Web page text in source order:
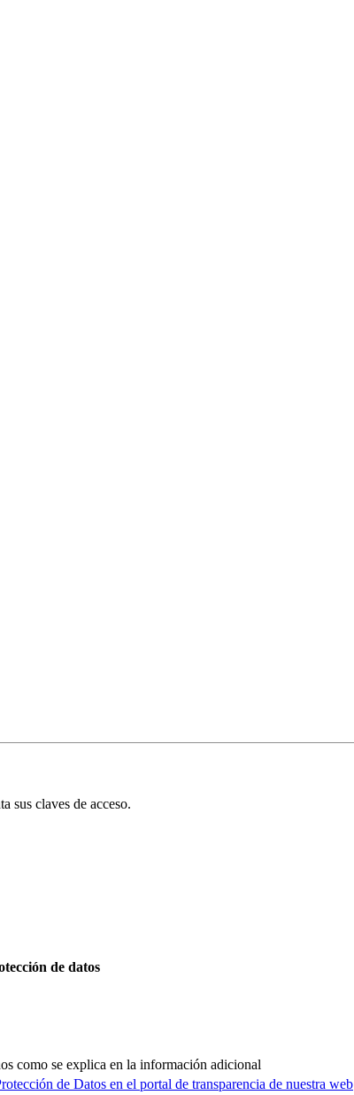
sus claves de acceso.
de datos
como se explica en la información adicional
de Datos en el portal de transparencia de nuestra web